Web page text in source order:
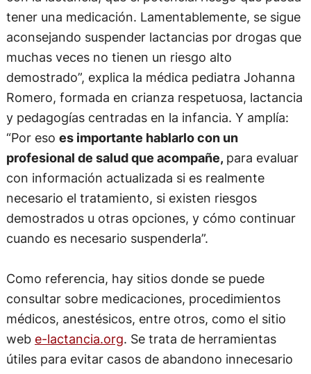
tener una medicación. Lamentablemente, se sigue
aconsejando suspender lactancias por drogas que
muchas veces no tienen un riesgo alto
demostrado”, explica la médica pediatra Johanna
Romero, formada en crianza respetuosa, lactancia
y pedagogías centradas en la infancia. Y amplía:
“Por eso es importante hablarlo con un
profesional de salud que acompañe, para evaluar
con información actualizada si es realmente
necesario el tratamiento, si existen riesgos
demostrados u otras opciones, y cómo continuar
cuando es necesario suspenderla”.
Como referencia, hay sitios donde se puede
consultar sobre medicaciones, procedimientos
médicos, anestésicos, entre otros, como el sitio
web e-lactancia.org. Se trata de herramientas
útiles para evitar casos de abandono innecesario